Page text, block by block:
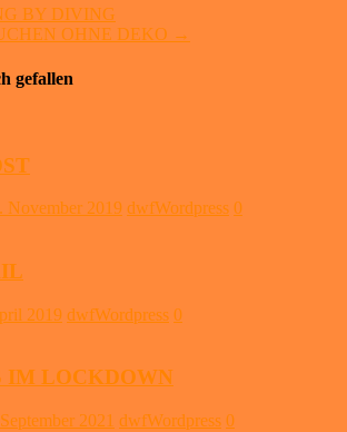
BY DIVING
OHNE DEKO →
gefallen
November 2019 dwfWordpress 0
2019 dwfWordpress 0
IM LOCKDOWN
2021 dwfWordpress 0